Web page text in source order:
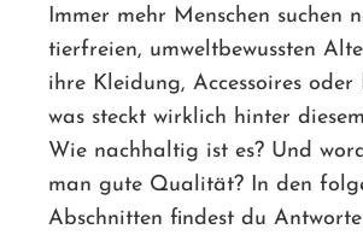
Immer mehr Menschen suchen
tierfreien, umweltbewussten
ihre Kleidung, Accessoires oder
was steckt wirklich hinter
Wie nachhaltig ist es? Und
man gute Qualität? In den
Abschnitten findest du